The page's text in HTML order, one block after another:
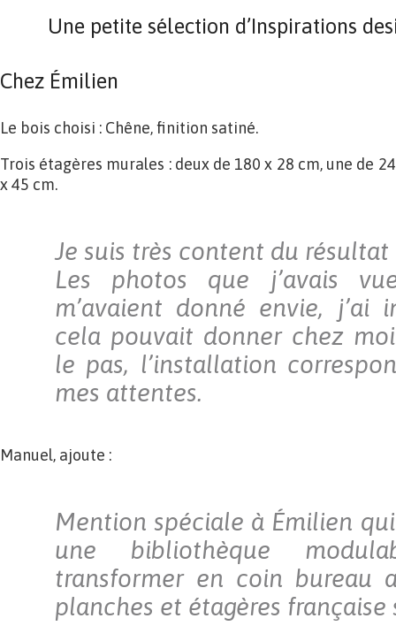
Une petite sélection d’Inspirations
Chez Émilien
Le bois choisi : Chêne, finition satiné.
Trois étagères murales : deux de 180 x 28 cm, une de
x 45 cm.
Je suis très content du résultat
Les photos que j’avais
m’avaient donné envie, j’ai
cela pouvait donner chez
le pas, l’installation
mes attentes.
Manuel, ajoute :
Mention spéciale à Émilien
une bibliothèque
transformer en coin bureau
planches et étagères française